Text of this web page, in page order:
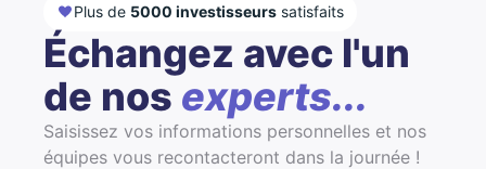
Plus de 5000 investisseurs satisfaits
Échangez avec l'un
de nos experts...
Saisissez vos informations personnelles et nos
équipes vous recontacteront dans la journée !